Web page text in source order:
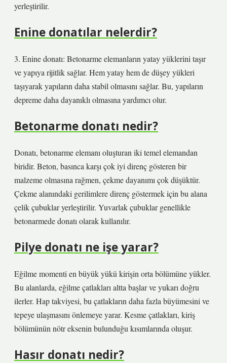
yerleştirilir.
Enine donatılar nelerdir?
3. Enine donatı: Betonarme elemanların yatay yüklerini taşır
ve yapıya rijitlik sağlar. Hem yatay hem de düşey yükleri
taşıyarak yapıların daha stabil olmasını sağlar. Bu, yapıların
depreme daha dayanıklı olmasına yardımcı olur.
Betonarme donatı nedir?
Donatı, betonarme elemanı oluşturan iki temel elemandan
biridir. Beton, basınca karşı çok iyi direnç gösteren bir
malzeme olmasına rağmen, çekme dayanımı çok düşüktür.
Çekme alanındaki gerilimlere direnç göstermek için bu alana
çelik çubuklar yerleştirilir. Yuvarlak çubuklar genellikle
betonarmede donatı olarak kullanılır.
Pilye donatı ne işe yarar?
Eğilme momenti en büyük yükü kirişin orta bölümüne yükler.
Bu alanlarda, eğilme çatlakları altta başlar ve yukarı doğru
ilerler. Hap takviyesi, bu çatlakların daha fazla büyümesini ve
tepeye ulaşmasını önlemeye yarar. Kesme çatlakları, kiriş
bölümünün nötr eksenin bulunduğu kısımlarında oluşur.
Hasır donatı nedir?